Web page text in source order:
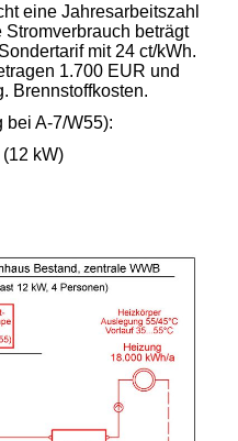
eine Jahresarbeitszahl
beträgt
mit 24 ct/kWh.
1.700 EUR und
Brennstoffkosten.
bei A-7/W55):
kW)